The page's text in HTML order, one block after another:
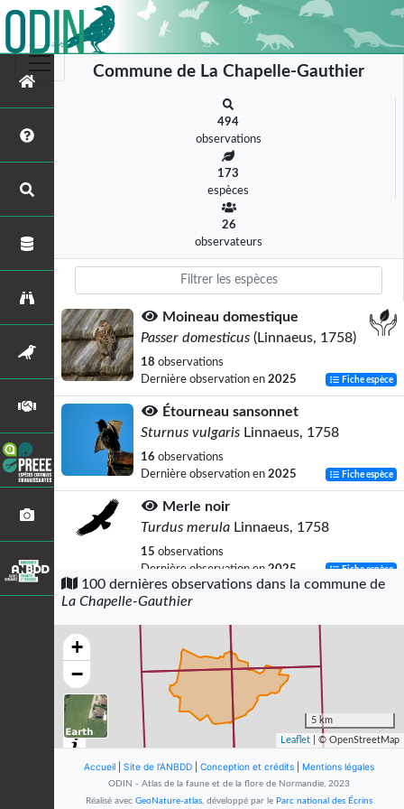
Commune de La Chapelle-Gauthier
494
observations
173
espèces
26
observateurs
Moineau domestique
Passer domesticus (Linnaeus, 1758)
18 observations
Dernière observation en 2025 Fiche espèce
Étourneau sansonnet
Sturnus vulgaris Linnaeus, 1758
16 observations
Dernière observation en 2025 Fiche espèce
Merle noir
Turdus merula Linnaeus, 1758
15 observations
Dernière observation en 2025 Fiche espèce
Salamandre tachetée (La)
Salamandra salamandra(Linnaeus,
1758)
12
observations
Dernière observation en
2025
Mésange bleue
Cyanistes caeruleus
(Linnaeus, 1758)
Dernière observation en
100 dernières observations dans la commune de
La Chapelle-Gauthier
+
−
5 km
Leaflet | © OpenStreetMap
Accueil Site de l'ANBDD Conception et crédits Mentions légales
ODIN - Atlas de la faune et de la flore de Normandie, 2023
Réalisé avec GeoNature-atlas, développé par le Parc national des Écrins